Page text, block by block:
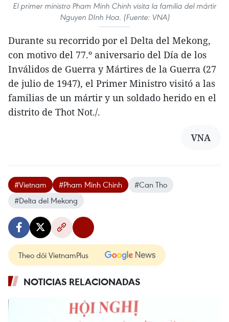
El primer ministro Pham Minh Chinh visita la familia del mártir
Nguyen DInh Hoa. (Fuente: VNA)
Durante su recorrido por el Delta del Mekong,
con motivo del 77.º aniversario del Día de los
Inválidos de Guerra y Mártires de la Guerra (27
de julio de 1947), el Primer Ministro visitó a las
familias de un mártir y un soldado herido en el
distrito de Thot Not./.
VNA
#Vietnam #Pham Minh Chinh
#Can Tho
#Delta del Mekong
Theo dõi VietnamPlus
NOTICIAS RELACIONADAS